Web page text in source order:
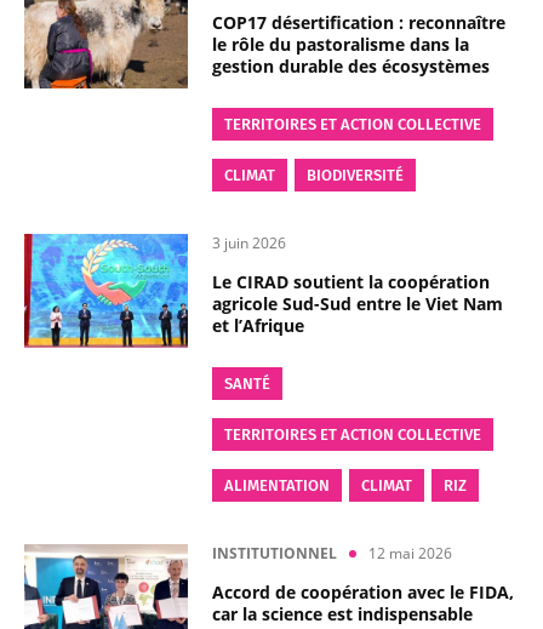
COP17 désertification : reconnaître
le rôle du pastoralisme dans la
gestion durable des écosystèmes
TERRITOIRES ET ACTION COLLECTIVE
CLIMAT BIODIVERSITÉ
3 juin 2026
Le CIRAD soutient la coopération
agricole Sud-Sud entre le Viet Nam
et l’Afrique
SANTÉ
TERRITOIRES ET ACTION COLLECTIVE
ALIMENTATION CLIMAT RIZ
INSTITUTIONNEL 12 mai 2026
Accord de coopération avec le FIDA,
car la science est indispensable